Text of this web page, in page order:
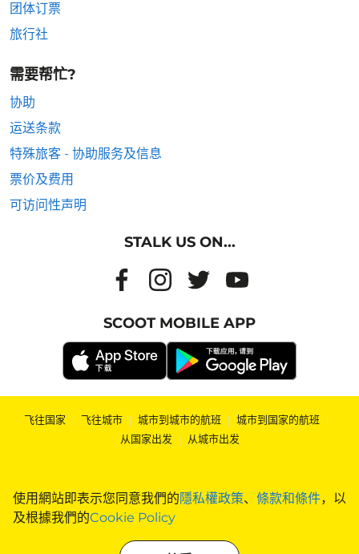
使用網站即表示您同意我們的隱私權政策、 條款和條件，以
及根據我們的Cookie Policy
团体订票
旅行社
需要帮忙?
协助
运送条款
特殊旅客 - 协助服务及信息
票价及费用
可访问性声明
STALK US ON...
SCOOT MOBILE APP
飞往国家 | 飞往城市 | 城市到城市的航班 | 城市到国家的航班 |
从国家出发 | 从城市出发